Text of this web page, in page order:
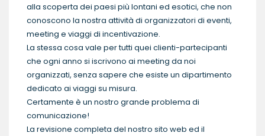
alla scoperta dei paesi più lontani ed esotici, che non
conoscono la nostra attività di organizzatori di eventi,
meeting e viaggi di incentivazione.
La stessa cosa vale per tutti quei clienti-partecipanti
che ogni anno si iscrivono ai meeting da noi
organizzati, senza sapere che esiste un dipartimento
dedicato ai viaggi su misura.
Certamente è un nostro grande problema di
comunicazione!
La revisione completa del nostro sito web ed il